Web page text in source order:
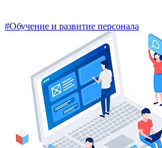
#Обучение и развитие персонала